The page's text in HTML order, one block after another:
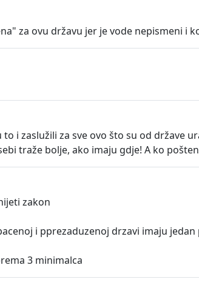
za ovu državu jer je vode nepismeni
i zaslužili za sve ovo što su od države
traže bolje, ako imaju gdje! A ko
zakon
i pprezaduzenoj drzavi imaju jedan
3 minimalca